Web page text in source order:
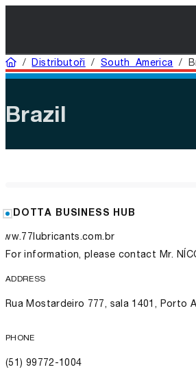
Home
/Distributoři / South America /
Brazil
DOTTA BUSINESS HUB
For information, please contact Mr.
ADDRESS
Rua Mostardeiro 777, sala 1401, Porto
PHONE
(51) 99772-1004